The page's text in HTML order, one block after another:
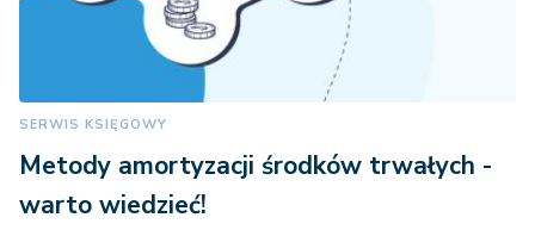
SERWIS KSIĘGOWY
Metody amortyzacji środków trwałych -
warto wiedzieć!